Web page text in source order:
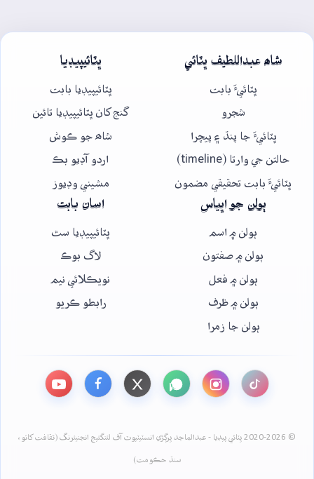
شاھ عبداللطيف ڀٽائي
ڀٽائيءَ بابت
شجرو
ڀٽائيءَ جا پنڌ ۽ پيچرا
حالتن جي وارتا (timeline)
ڀٽائيءَ بابت تحقيقي مضمون
ڀٽائيپيڊيا
ڀٽائيپيڊيا بابت
گنج کان ڀٽائيپيڊيا تائين
شاھ جو ڪوش
اردو آڊيو بڪ
مشيني وڊيوز
ٻولن جو اڀياس
ٻولن ۾ اسم
ٻولن ۾ صفتون
ٻولن ۾ فعل
ٻولن ۾ ظرف
ٻولن جا زمرا
اسان بابت
ڀٽائيپيڊيا سٿ
لاگ بوڪ
نويڪلائي نيم
رابطو ڪريو
© 2020-2026 ڀٽائي پيڊيا - عبدالماجد ڀرڳڙي انسٽيٽيوٽ آف لئنگئيج انجنيئرنگ (ثقافت کاتو،
سنڌ حڪومت)